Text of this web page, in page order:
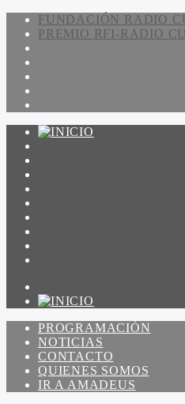
FUNDACIÓN RADIO
PREMIO RFI-RADIO
PROGRAMACIÓN
NOTICIAS
CONTACTO
QUIENES SOMOS
IR A AMADEUS